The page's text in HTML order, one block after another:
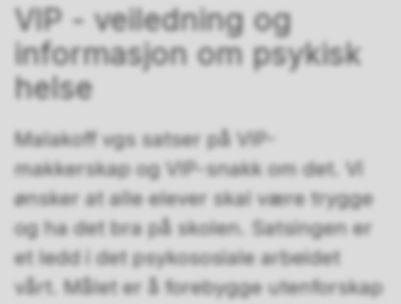
VIP - veiledning og
informasjon om psykisk
helse
Malakoff vgs satser på VIP-
makkerskap og VIP-snakk om det. Vi
ønsker at alle elever skal være trygge
og ha det bra på skolen. Satsingen er
et ledd i det psykososiale arbeidet
vårt. Målet er å forebygge utenforskap